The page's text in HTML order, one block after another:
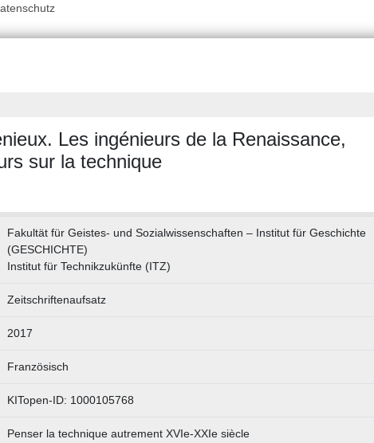
Les ingénieurs de la Renaissance,
sur la technique
Fakultät für Geistes- und Sozialwissenschaften – Institut für Geschichte
(GESCHICHTE)
Institut für Technikzukünfte (ITZ)
Zeitschriftenaufsatz
2017
Französisch
KITopen-ID: 1000105768
Penser la technique autrement XVIe-XXIe siècle